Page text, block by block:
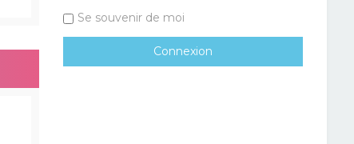
Se souvenir de moi